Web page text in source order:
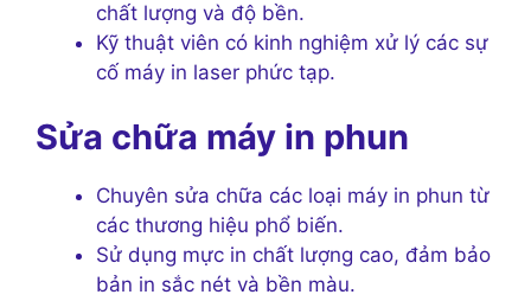
chất lượng và độ bền.
Kỹ thuật viên có kinh nghiệm xử lý các sự
cố máy in laser phức tạp.
Sửa chữa máy in phun
Chuyên sửa chữa các loại máy in phun từ
các thương hiệu phổ biến.
Sử dụng mực in chất lượng cao, đảm bảo
bản in sắc nét và bền màu.